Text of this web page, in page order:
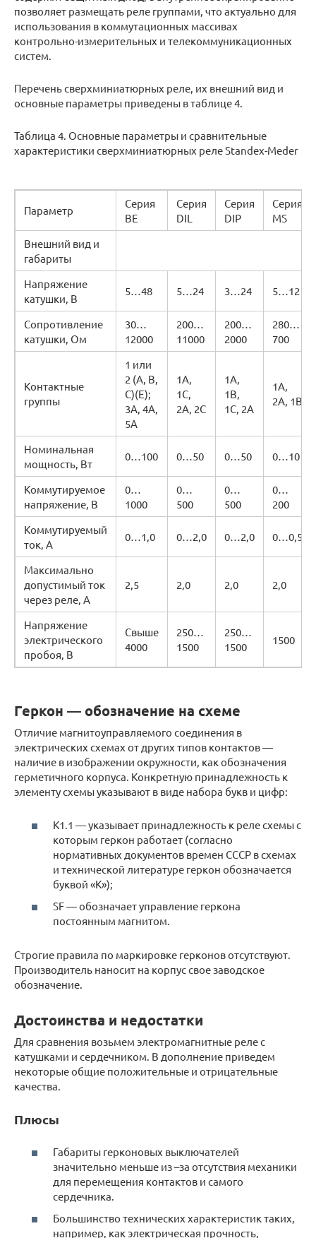
позволяет размещать реле группами, что актуально для
использования в коммутационных массивах
контрольно-измерительных и телекоммуникационных
систем.
Перечень сверхминиатюрных реле, их внешний вид и
основные параметры приведены в таблице 4.
Таблица 4. Основные параметры и сравнительные
характеристики сверхминиатюрных реле Standex-Meder
Параметр
Серия
BE
Серия
DIL
Серия
DIP
Серия
MS
Внешний вид и
габариты
Напряжение
катушки, В
5…48 5…24 3…24 5…12
Сопротивление
катушки, Ом
30…
12000
200…
11000
200…
2000
280…
700
Контактные
группы
1 или
2 (A, B,
C)(E);
3A, 4A,
5A
1A,
1C,
2A, 2C
1A,
1B,
1C, 2A
1A,
2A, 1B
Номинальная
мощность, Вт
0…100 0…50 0…50 0…10
Коммутируемое
напряжение, В
0…
1000
0…
500
0…
500
0…
200
Коммутируемый
ток, А
0…1,0 0…2,0 0…2,0 0…0,5
Максимально
допустимый ток
через реле, А
2,5 2,0 2,0 2,0
Напряжение
электрического
пробоя, В
Свыше
4000
250…
1500
250…
1500
1500
Геркон — обозначение на схеме
Отличие магнитоуправляемого соединения в
электрических схемах от других типов контактов —
наличие в изображении окружности, как обозначения
герметичного корпуса. Конкретную принадлежность к
элементу схемы указывают в виде набора букв и цифр:
К1.1 — указывает принадлежность к реле схемы с
которым геркон работает (согласно
нормативных документов времен СССР в схемах
и технической литературе геркон обозначается
буквой «К»);
SF — обозначает управление геркона
постоянным магнитом.
Строгие правила по маркировке герконов отсутствуют.
Производитель наносит на корпус свое заводское
обозначение.
Достоинства и недостатки
Для сравнения возьмем электромагнитные реле с
катушками и сердечником. В дополнение приведем
некоторые общие положительные и отрицательные
качества.
Плюсы
Габариты герконовых выключателей
значительно меньше из –за отсутствия механики
для перемещения контактов и самого
сердечника.
Большинство технических характеристик таких,
например, как электрическая прочность,